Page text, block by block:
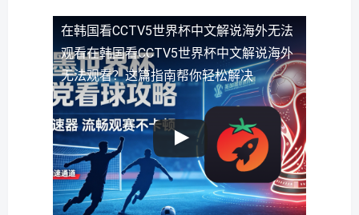
在韩国看CCTV5世界杯中文解说海外无法
观看在韩国看CCTV5世界杯中文解说海外
无法观看？这篇指南帮你轻松解决